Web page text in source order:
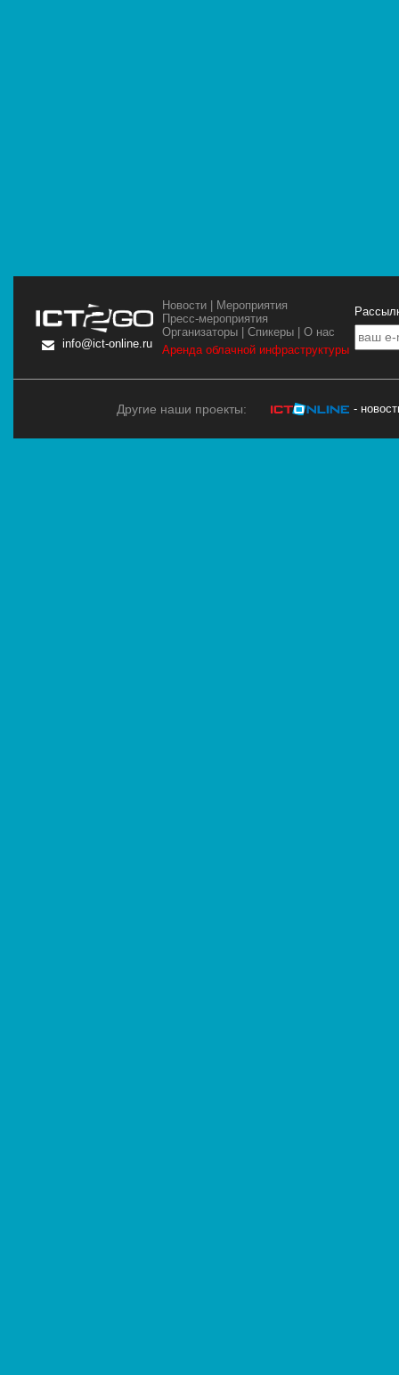
info@ict-online.ru
Новости | Мероприятия
Пресс-мероприятия
Организаторы |Спикеры |О нас
Аренда облачной инфраструктуры
Другие наши проекты: -